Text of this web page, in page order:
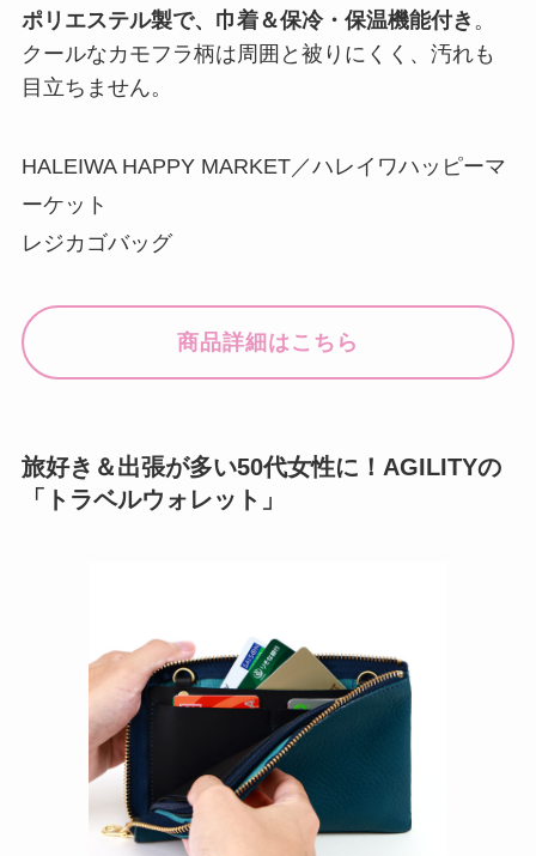
ポリエステル製で、巾着＆保冷・保温機能付き 。
クールなカモフラ柄は周囲と被りにくく、汚れも
目立ちません。
HALEIWA HAPPY MARKET／ハレイワハッピーマ
ーケット
レジカゴバッグ
商品詳細はこちら
旅好き＆出張が多い50代女性に！AGILITYの
「トラベルウォレット」